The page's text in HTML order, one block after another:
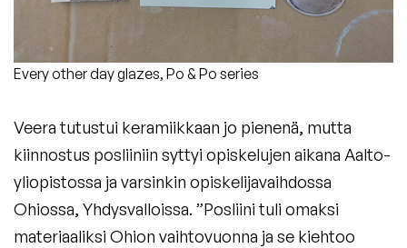
Every other day glazes, Po & Po series
Veera tutustui keramiikkaan jo pienenä, mutta
kiinnostus posliiniin syttyi opiskelujen aikana Aalto-
yliopistossa ja varsinkin opiskelijavaihdossa
Ohiossa, Yhdysvalloissa. ”Posliini tuli omaksi
materiaaliksi Ohion vaihtovuonna ja se kiehtoo